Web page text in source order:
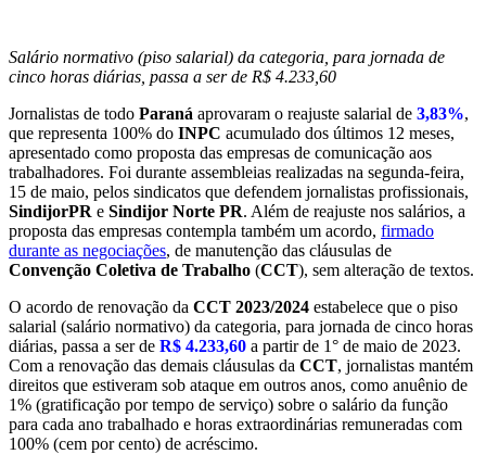
Salário normativo (piso salarial) da categoria, para jornada de
cinco horas diárias, passa a ser de R$ 4.233,60
Jornalistas de todo Paraná aprovaram o reajuste salarial de 3,83%,
que representa 100% do INPC acumulado dos últimos 12 meses,
apresentado como proposta das empresas de comunicação aos
trabalhadores. Foi durante assembleias realizadas na segunda-feira,
15 de maio, pelos sindicatos que defendem jornalistas profissionais,
SindijorPR e Sindijor Norte PR. Além de reajuste nos salários, a
proposta das empresas contempla também um acordo, firmado
durante as negociações, de manutenção das cláusulas de
Convenção Coletiva de Trabalho (CCT), sem alteração de textos.
O acordo de renovação da CCT 2023/2024 estabelece que o piso
salarial (salário normativo) da categoria, para jornada de cinco horas
diárias, passa a ser de R$ 4.233,60 a partir de 1° de maio de 2023.
Com a renovação das demais cláusulas da CCT, jornalistas mantém
direitos que estiveram sob ataque em outros anos, como anuênio de
1% (gratificação por tempo de serviço) sobre o salário da função
para cada ano trabalhado e horas extraordinárias remuneradas com
100% (cem por cento) de acréscimo.